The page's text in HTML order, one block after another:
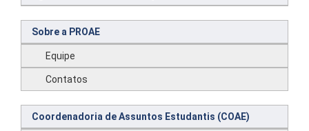
Sobre a PROAE
Equipe
Contatos
Coordenadoria de Assuntos Estudantis (COAE)